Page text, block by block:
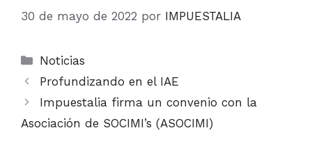
30 de mayo de 2022 por IMPUESTALIA
Categorías
Noticias
Profundizando en el IAE
Impuestalia firma un convenio con la
Asociación de SOCIMI’s (ASOCIMI)